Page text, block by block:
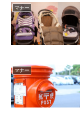
マナー
マナー